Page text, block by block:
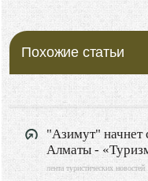
Похожие статьи
"Азимут" начнет
Алматы -
лента туристических новостей